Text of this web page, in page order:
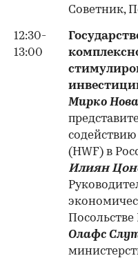
Советник,
12:30-
13:00
Мирко
(HWF) в
Илиян
Олафс